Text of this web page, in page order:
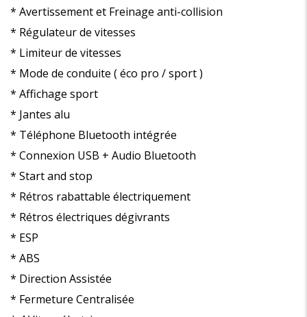
* Avertissement et Freinage anti-collision
* Régulateur de vitesses
* Limiteur de vitesses
* Mode de conduite ( éco pro / sport )
* Affichage sport
* Jantes alu
* Téléphone Bluetooth intégrée
* Connexion USB + Audio Bluetooth
* Start and stop
* Rétros rabattable électriquement
* Rétros électriques dégivrants
* ESP
* ABS
* Direction Assistée
* Fermeture Centralisée